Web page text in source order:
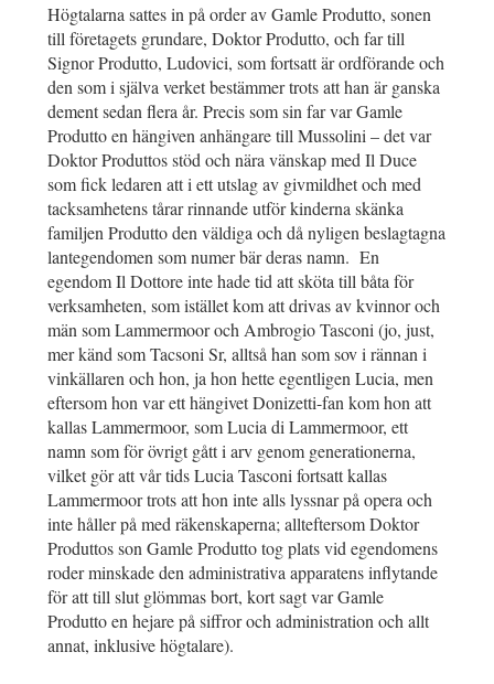
Högtalarna sattes in på order av Gamle Produtto, sonen
till företagets grundare, Doktor Produtto, och far till
Signor Produtto, Ludovici, som fortsatt är ordförande och
den som i själva verket bestämmer trots att han är ganska
dement sedan flera år. Precis som sin far var Gamle
Produtto en hängiven anhängare till Mussolini – det var
Doktor Produttos stöd och nära vänskap med Il Duce
som fick ledaren att i ett utslag av givmildhet och med
tacksamhetens tårar rinnande utför kinderna skänka
familjen Produtto den väldiga och då nyligen beslagtagna
lantegendomen som numer bär deras namn. En
egendom Il Dottore inte hade tid att sköta till båta för
verksamheten, som istället kom att drivas av kvinnor och
män som Lammermoor och Ambrogio Tasconi (jo, just,
mer känd som Tacsoni Sr, alltså han som sov i rännan i
vinkällaren och hon, ja hon hette egentligen Lucia, men
eftersom hon var ett hängivet Donizetti-fan kom hon att
kallas Lammermoor, som Lucia di Lammermoor, ett
namn som för övrigt gått i arv genom generationerna,
vilket gör att vår tids Lucia Tasconi fortsatt kallas
Lammermoor trots att hon inte alls lyssnar på opera och
inte håller på med räkenskaperna; allteftersom Doktor
Produttos son Gamle Produtto tog plats vid egendomens
roder minskade den administrativa apparatens inflytande
för att till slut glömmas bort, kort sagt var Gamle
Produtto en hejare på siffror och administration och allt
annat, inklusive högtalare).